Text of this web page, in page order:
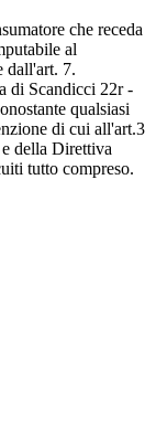
che receda
al
dall'art. 7.
di Scandicci 22r -
qualsiasi
di cui all'art.3
della Direttiva
tutto compreso.